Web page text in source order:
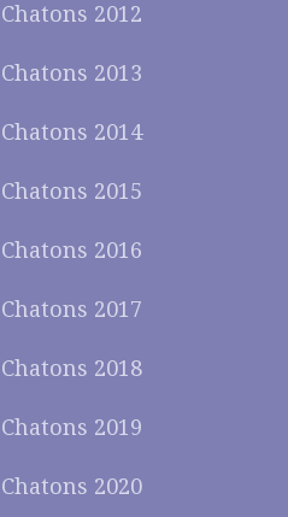
Chatons 2012
Chatons 2013
Chatons 2014
Chatons 2015
Chatons 2016
Chatons 2017
Chatons 2018
Chatons 2019
Chatons 2020